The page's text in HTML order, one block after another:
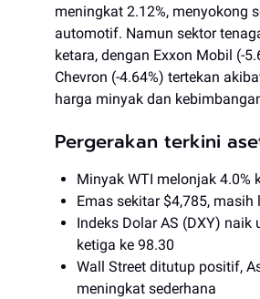
meningkat 2.12%, menyokong
automotif. Namun sektor
ketara, dengan Exxon Mobil (-
Chevron (-4.64%) tertekan
harga minyak dan
Pergerakan terkini
Minyak WTI melonjak 4.0%
Emas sekitar $4,785, masih
Indeks Dolar AS (DXY) naik
ketiga ke 98.30
Wall Street ditutup positif,
meningkat sederhana